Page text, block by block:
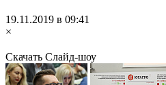
19.11.2019 в 09:41
×
Скачать Слайд-шоу